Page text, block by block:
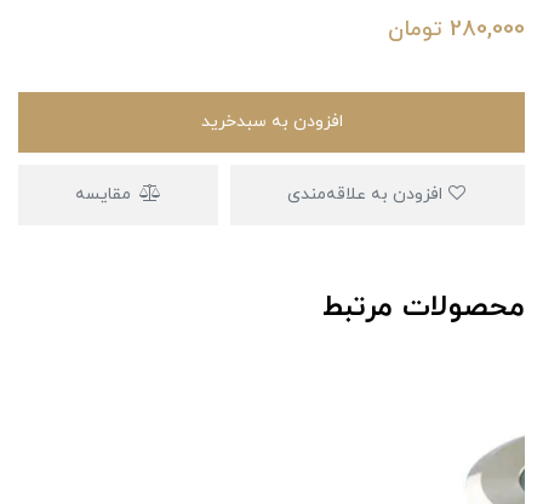
280,000 تومان
افزودن به سبدخرید
مقایسه
محصولات مرتبط